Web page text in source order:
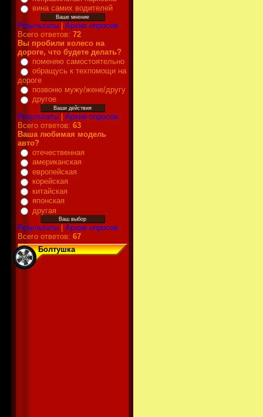
вина самих водителей
Результаты| Архив опросов
Всего ответов: 72
Вы пробили колесо на
дороге, что будете делать?
поменяю самостоятельно
обращусь к техпомощи на
дороге
позвоню мужу/жене/другу
другое
Результаты| Архив опросов
Всего ответов: 63
Ваша любимая модель
авто?
отечественная
американская
европейская
корейская
китайская
японская
другая
Результаты| Архив опросов
Всего ответов: 67
Болтушка